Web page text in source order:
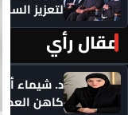
لتعزيز السلام
مقال رأي
د. شيماء
كاهن